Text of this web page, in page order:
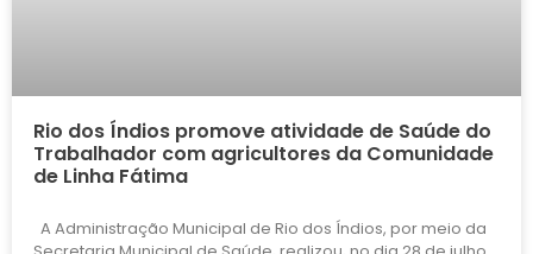
Rio dos Índios promove atividade de Saúde do
Trabalhador com agricultores da Comunidade
de Linha Fátima
A Administração Municipal de Rio dos Índios, por meio da